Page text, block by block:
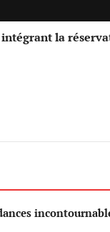
la